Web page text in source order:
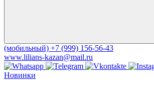
(мобильный) +7 (999) 156-56-43
www.lilians-kazan@mail.ru
Новинки